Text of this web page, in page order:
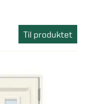
Til produktet